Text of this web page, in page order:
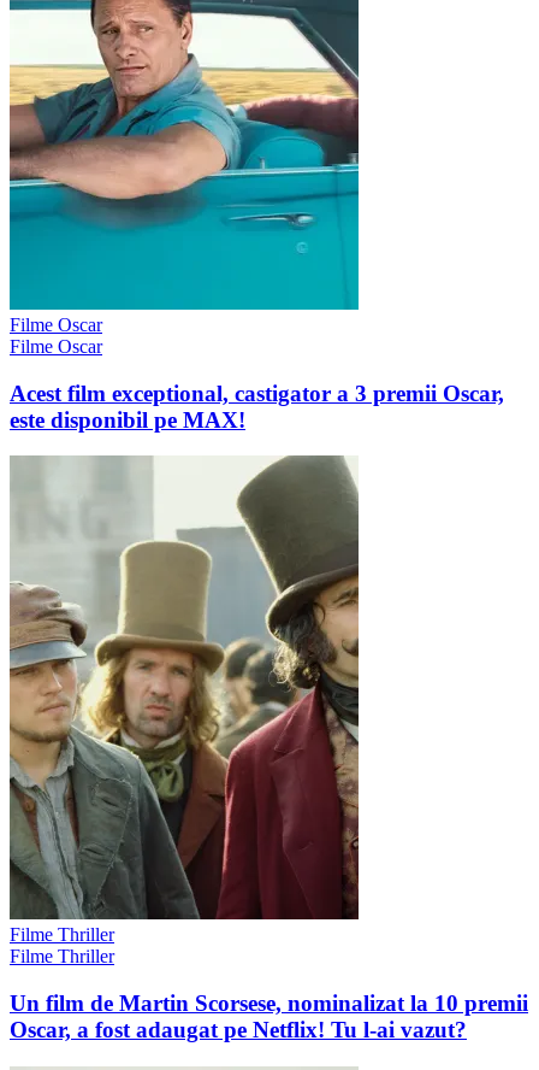
Filme Oscar
Filme Oscar
Acest film exceptional, castigator a 3 premii Oscar,
este disponibil pe MAX!
Filme Thriller
Filme Thriller
Un film de Martin Scorsese, nominalizat la 10 premii
Oscar, a fost adaugat pe Netflix! Tu l-ai vazut?